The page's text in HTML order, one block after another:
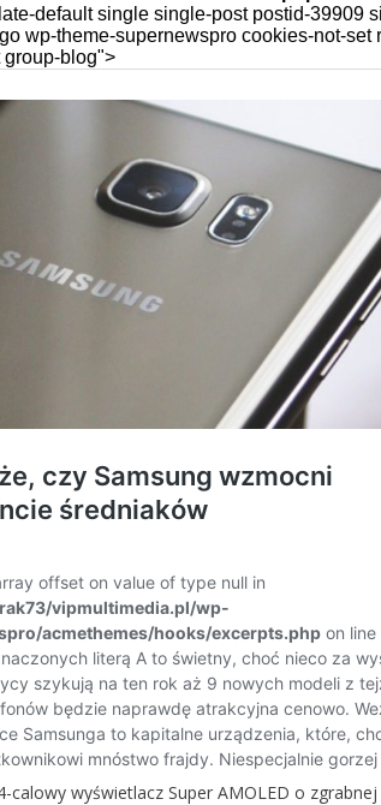
calowy wyświetlacz Super AMOLED o